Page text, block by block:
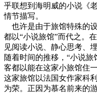
乎联想到海明威的小说《
情节描写。
也许是由于旅馆特殊的
都以“小说旅馆”而代之。
见阅读小说、静心思考、
随着时间的推移，“小说
客都以能在这家小旅馆住
这家旅馆以法国女作家科
为荣。正因为慕名前来的